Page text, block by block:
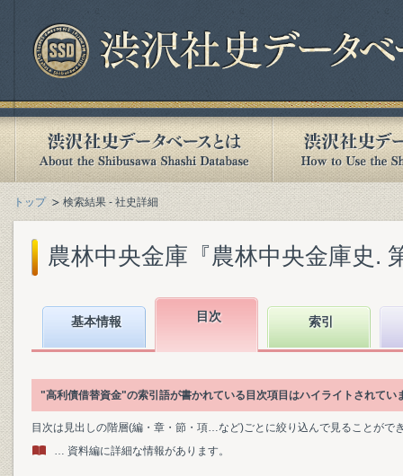
トップ 検索結果 - 社史詳細
農林中央金庫『農林中央金庫史.
基本情報 目次 索引
"高利債借替資金"の索引語が書かれている目次項目はハイライトされてい
目次は見出しの階層(編・章・節・項…など)ごとに絞り込んで見ることがで
… 資料編に詳細な情報があります。